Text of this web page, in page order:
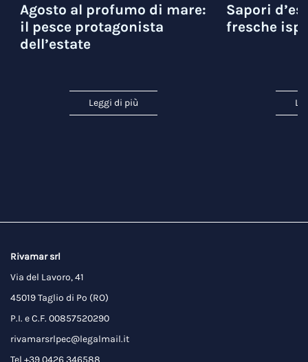
Agosto al profumo di mare:
il pesce protagonista
dell’estate
Leggi di più
Sapori
fresche
Rivamar srl
Via del Lavoro, 41
45019 Taglio di Po (RO)
P.I. e C.F. 00857520290
rivamarsrlpec@legalmail.it
Tel +39 0426 346588